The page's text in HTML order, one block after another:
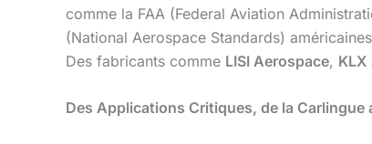
comme la FAA (Federal Aviation
(National Aerospace Standards)
Des fabricants comme LISI Aerospace, KLX
Des Applications Critiques, de la Carlingue